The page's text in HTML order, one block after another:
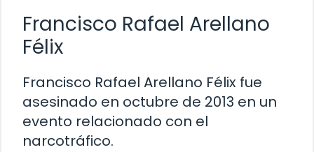
Francisco Rafael Arellano
Félix
Francisco Rafael Arellano Félix fue
asesinado en octubre de 2013 en un
evento relacionado con el
narcotráfico.